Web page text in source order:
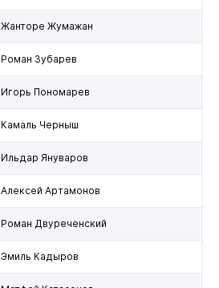
Жанторе Жумажан
Роман Зубарев
Игорь Пономарев
Камаль Черныш
Ильдар Януваров
Алексей Артамонов
Роман Двуреченский
Эмиль Кадыров